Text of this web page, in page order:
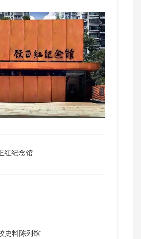
红纪念馆
史料陈列馆